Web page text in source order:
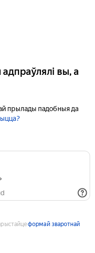
вы, а
прылады падобныя да
формай зваротнай